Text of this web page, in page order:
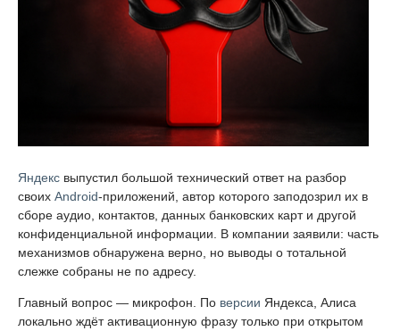
Яндекс выпустил большой технический ответ на разбор
своих Android-приложений, автор которого заподозрил их в
сборе аудио, контактов, данных банковских карт и другой
конфиденциальной информации. В компании заявили: часть
механизмов обнаружена верно, но выводы о тотальной
слежке собраны не по адресу.
Главный вопрос — микрофон. По версии Яндекса, Алиса
локально ждёт активационную фразу только при открытом